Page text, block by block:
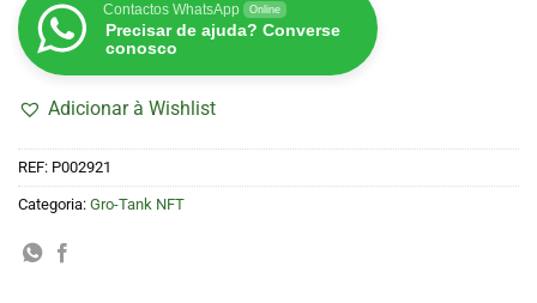
Contactos WhatsApp Online
Precisar de ajuda? Converse
conosco
Adicionar à Wishlist
REF: P002921
Categoria: Gro-Tank NFT